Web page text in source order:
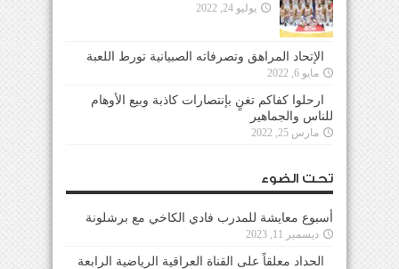
يوليو 24, 2022
الإتحاد المراهق وتصرفاته الصبيانية تورط اللعبة
مايو 6, 2022
ارحلوا كفاكم تغنٍ بإنتصارات كاذبة وبيع الأوهام
للناس والجماهير
مارس 25, 2022
تحت الضوء
أسبوع معايشة للمدرب فادي الكاخي مع برشلونة
ديسمبر 11, 2023
الحداد معلقاً على القناة العراقية الرياضية الرابعة